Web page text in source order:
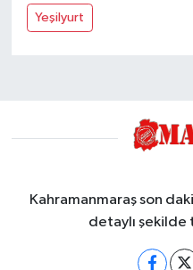
Yeşilyurt
Kahramanmaraş son
detaylı